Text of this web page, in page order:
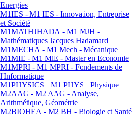
Energies
M1IES - M1 IES - Innovation, Entreprise
et Société
M1MATHJHADA - M1 MJH -
Mathématiques Jacques Hadamard
M1MECHA - M1 Mech - Mécanique
M1MIE - M1 MiE - Master en Economie
M1MPRI - M1 MPRI - Fondements de
l'Informatique
M1PHYSICS - M1 PHYS - Physique
M2AAG - M2 AAG - Analyse,
Arithmétique, Géométrie
M2BIOHEA - M2 BH - Biologie et Santé